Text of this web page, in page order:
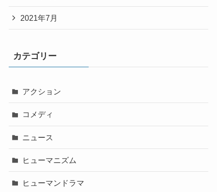
2021年7月
カテゴリー
アクション
コメディ
ニュース
ヒューマニズム
ヒューマンドラマ